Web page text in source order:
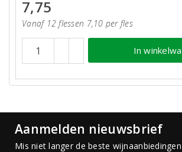
7,75
Vanaf 12 flessen 7,10 per fles
In
Aanmelden nieuwsbrief
Mis niet langer de beste